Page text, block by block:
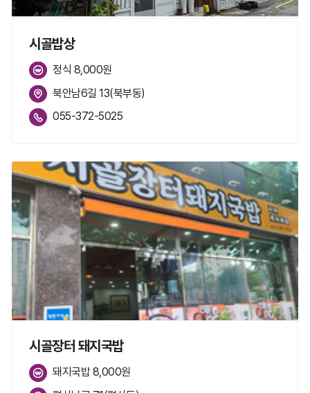
시골밥상
정식 8,000원
북안남6길 13(북부동)
055-372-5025
시골장터 돼지국밥
돼지국밥 8,000원